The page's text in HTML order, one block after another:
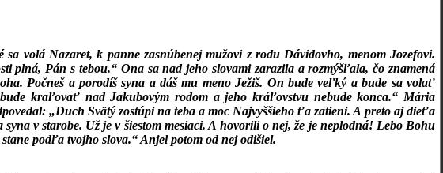
volá Nazaret, k panne zasnúbenej mužovi z rodu Dávidovho, menom Jozefovi.
plná, Pán s tebou.“ Ona sa nad jeho slovami zarazila a rozmýšľala, čo znamená
Počneš a porodíš syna a dáš mu meno Ježiš. On bude veľký a bude sa volať
kraľovať nad Jakubovým rodom a jeho kráľovstvu nebude konca.“ Mária
„Duch Svätý zostúpi na teba a moc Najvyššieho ťa zatieni. A preto aj dieťa
v starobe. Už je v šiestom mesiaci. A hovorili o nej, že je neplodná! Lebo Bohu
podľa tvojho slova.“ Anjel potom od nej odišiel.